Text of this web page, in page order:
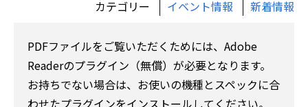
カテゴリー イベント情報 新着情報
PDFファイルをご覧いただくためには、Adobe
Readerのプラグイン（無償）が必要となります。
お持ちでない場合は、お使いの機種とスペックに合
わせたプラグインをインストールしてください。